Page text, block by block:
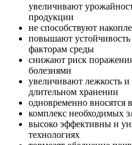
увеличивают
продукции
не способствуют
повышают
факторам среды
снижают риск
болезнями
увеличивают лежкость
длительном хранении
одновременно вносятся
комплекс необходимых
высоко эффективны и
технологиях